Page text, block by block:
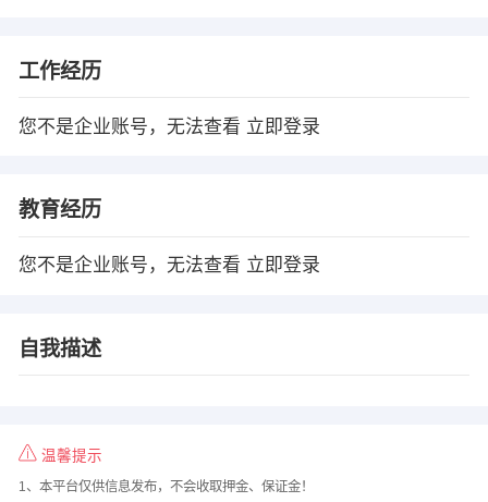
工作经历
您不是企业账号，无法查看 立即登录
教育经历
您不是企业账号，无法查看 立即登录
自我描述
温馨提示
1、本平台仅供信息发布，不会收取押金、保证金！